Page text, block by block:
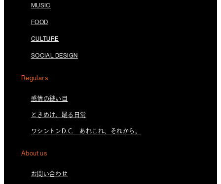
MUSIC
FOOD
CULTURE
SOCIAL DESIGN
Regulars
感情の縫い目
ときめけ、踊る日常
ワシントンD.C. あれこれ、それから。
About us
お問い合わせ